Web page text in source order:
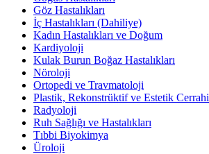
Göz Hastalıkları
İç Hastalıkları (Dahiliye)
Kadın Hastalıkları ve Doğum
Kardiyoloji
Kulak Burun Boğaz Hastalıkları
Nöroloji
Ortopedi ve Travmatoloji
Plastik, Rekonstrüktif ve Estetik Cerrahi
Radyoloji
Ruh Sağlığı ve Hastalıkları
Tıbbi Biyokimya
Üroloji